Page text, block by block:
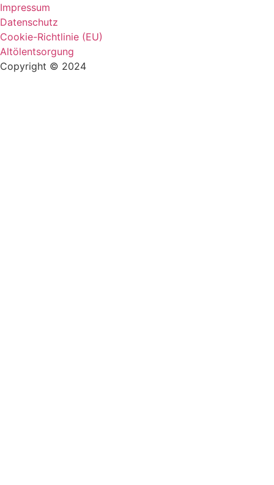
Impressum
Datenschutz
Cookie-Richtlinie (EU)
Altölentsorgung
Copyright © 2024